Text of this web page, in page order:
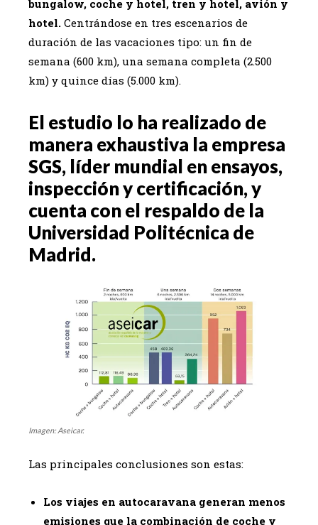
bungalow, coche y hotel, tren y hotel, avión y
hotel. Centrándose en tres escenarios de
duración de las vacaciones tipo: un fin de
semana (600 km), una semana completa (2.500
km) y quince días (5.000 km).
El estudio lo ha realizado de
manera exhaustiva la empresa
SGS, líder mundial en ensayos,
inspección y certificación, y
cuenta con el respaldo de la
Universidad Politécnica de
Madrid.
Imagen: Aseicar.
Las principales conclusiones son estas:
Los viajes en autocaravana generan menos
emisiones que la combinación de coche y